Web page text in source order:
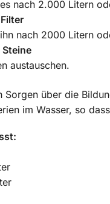
nach 2.000 Litern
nach 2000 Litern
austauschen.
Sorgen über die
im Wasser, so